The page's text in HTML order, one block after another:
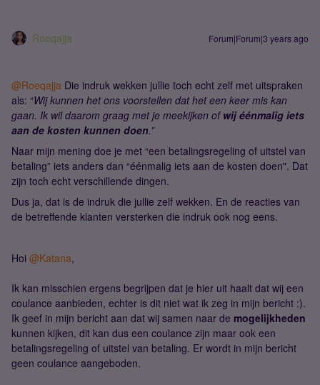
Roeqajja Forum|Forum|3 years ago
@Roeqajja Die indruk wekken jullie toch echt zelf met uitspraken
als: “Wij kunnen het ons voorstellen dat het een keer mis kan
gaan. Ik wil daarom graag met je meekijken of wij éénmalig iets
aan de kosten kunnen doen.”
Naar mijn mening doe je met “een betalingsregeling of uitstel van
betaling” iets anders dan “éénmalig iets aan de kosten doen". Dat
zijn toch echt verschillende dingen.
Dus ja, dat is de indruk die jullie zelf wekken. En de reacties van
de betreffende klanten versterken die indruk ook nog eens.
Hoi @Katana,
Ik kan misschien ergens begrijpen dat je hier uit haalt dat wij een
coulance aanbieden, echter is dit niet wat ik zeg in mijn bericht :).
Ik geef in mijn bericht aan dat wij samen naar de mogelijkheden
kunnen kijken, dit kan dus een coulance zijn maar ook een
betalingsregeling of uitstel van betaling. Er wordt in mijn bericht
geen coulance aangeboden.